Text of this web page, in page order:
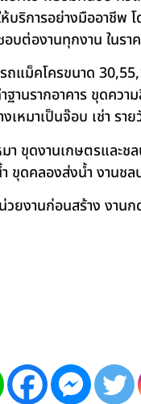
ห้บริการอย่างมืออาชี
บต่องานทุกงาน ในรา
ถแม็คโครขนาด
ฐานรากอาคาร ขุดค
มาเป็นจ๊อบ เช่า ราย
า ขุดงานเกษตรและ
ขุดคลองส่งน้ำ งานช
ยงานก่อนสร้าง งาน